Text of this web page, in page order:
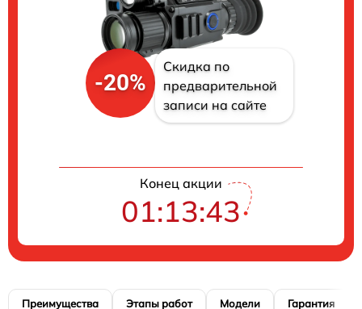
-20%
Скидка по
предварительной
записи на сайте
Конец акции
01:13:42
Преимущества Этапы работ Модели Гарантия